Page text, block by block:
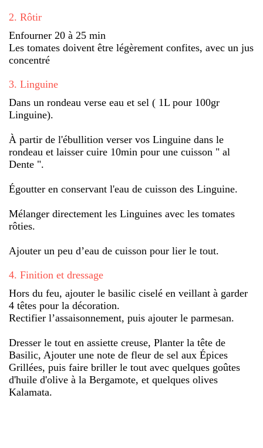
2. Rôtir
Enfourner 20 à 25 min
Les tomates doivent être légèrement confites, avec un jus
concentré
3. Linguine
Dans un rondeau verse eau et sel ( 1L pour 100gr
Linguine).
À partir de l'ébullition verser vos Linguine dans le
rondeau et laisser cuire 10min pour une cuisson " al
Dente ".
Égoutter en conservant l'eau de cuisson des Linguine.
Mélanger directement les Linguines avec les tomates
rôties.
Ajouter un peu d’eau de cuisson pour lier le tout.
4. Finition et dressage
Hors du feu, ajouter le basilic ciselé en veillant à garder
4 têtes pour la décoration.
Rectifier l’assaisonnement, puis ajouter le parmesan.
Dresser le tout en assiette creuse, Planter la tête de
Basilic, Ajouter une note de fleur de sel aux Épices
Grillées, puis faire briller le tout avec quelques goûtes
d'huile d'olive à la Bergamote, et quelques olives
Kalamata.